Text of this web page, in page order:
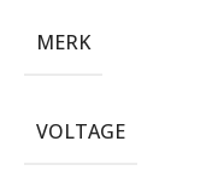
MERK
VOLTAGE